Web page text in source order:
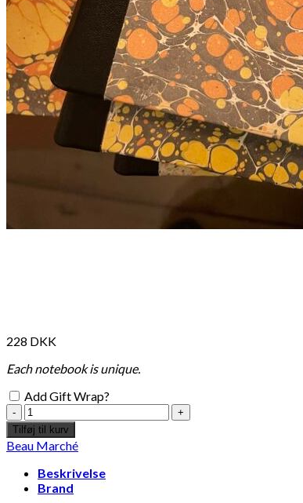
228 DKK
Each notebook is unique.
Add Gift Wrap?
Leather
notebook
with
ivory
paper
and
marbled
Tilføj til kurv
Beau Marché
Beskrivelse
Brand